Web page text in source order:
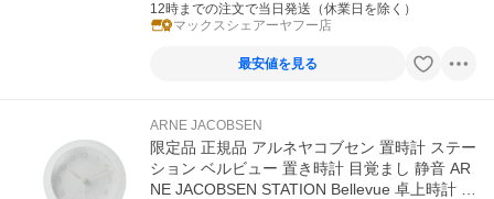
12時までの注文で当日発送（休業日を除く）
マックスシェアーヤフー店
最安値を見る
ARNE JACOBSEN
限定品 正規品 アルネヤコブセン 置時計 ステー
ション ベルビュー 置き時計 目覚まし 静音 AR
NE JACOBSEN STATION Bellevue 卓上時計 北